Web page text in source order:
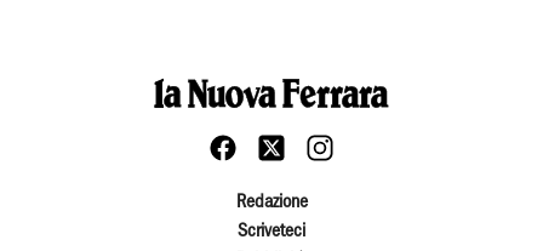
Redazione
Scriveteci